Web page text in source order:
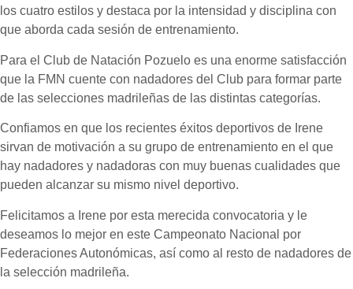
los cuatro estilos y destaca por la intensidad y disciplina con
que aborda cada sesión de entrenamiento.
Para el Club de Natación Pozuelo es una enorme satisfacción
que la FMN cuente con nadadores del Club para formar parte
de las selecciones madrileñas de las distintas categorías.
Confiamos en que los recientes éxitos deportivos de Irene
sirvan de motivación a su grupo de entrenamiento en el que
hay nadadores y nadadoras con muy buenas cualidades que
pueden alcanzar su mismo nivel deportivo.
Felicitamos a Irene por esta merecida convocatoria y le
deseamos lo mejor en este Campeonato Nacional por
Federaciones Autonómicas, así como al resto de nadadores de
la selección madrileña.